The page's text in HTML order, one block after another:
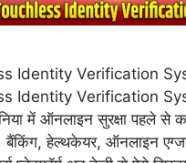
Identity Verification
Identity Verification
में ऑनलाइन सुरक्षा पहले से
बैंकिंग, हेल्थकेयर, ऑनलाइन